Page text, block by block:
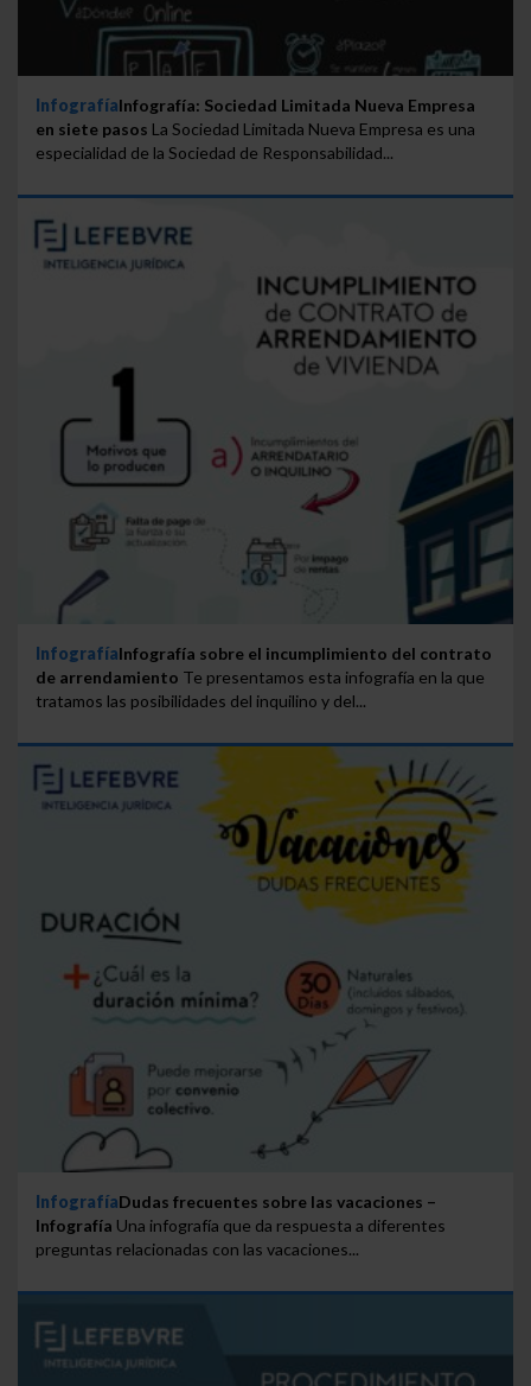
InfografíaInfografía: Sociedad Limitada Nueva Empresa
en siete pasos La Sociedad Limitada Nueva Empresa es una
especialidad de la Sociedad de Responsabilidad...
InfografíaInfografía sobre el incumplimiento del contrato
de arrendamiento Te presentamos esta infografía en la que
tratamos las posibilidades del inquilino y del...
InfografíaDudas frecuentes sobre las vacaciones –
Infografía Una infografía que da respuesta a diferentes
preguntas relacionadas con las vacaciones...